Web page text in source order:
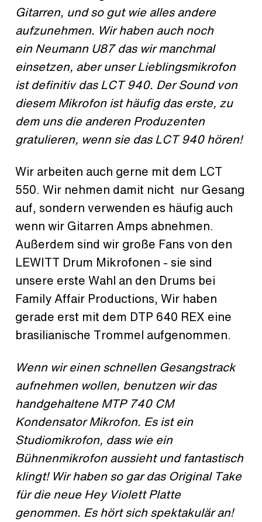
Gitarren, und so gut wie alles andere
aufzunehmen. Wir haben auch noch
ein Neumann U87 das wir manchmal
einsetzen, aber unser Lieblingsmikrofon
ist definitiv das LCT 940. Der Sound von
diesem Mikrofon ist häufig das erste, zu
dem uns die anderen Produzenten
gratulieren, wenn sie das LCT 940 hören!
Wir arbeiten auch gerne mit dem LCT
550. Wir nehmen damit nicht nur Gesang
auf, sondern verwenden es häufig auch
wenn wir Gitarren Amps abnehmen.
Außerdem sind wir große Fans von den
LEWITT Drum Mikrofonen - sie sind
unsere erste Wahl an den Drums bei
Family Affair Productions, Wir haben
gerade erst mit dem DTP 640 REX eine
brasilianische Trommel aufgenommen.
Wenn wir einen schnellen Gesangstrack
aufnehmen wollen, benutzen wir das
handgehaltene MTP 740 CM
Kondensator Mikrofon. Es ist ein
Studiomikrofon, dass wie ein
Bühnenmikrofon aussieht und fantastisch
klingt! Wir haben so gar das Original Take
für die neue Hey Violett Platte
genommen. Es hört sich spektakulär an!